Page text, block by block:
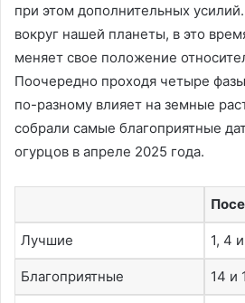
при этом дополнительных
вокруг нашей планеты, в это
меняет свое положение
Поочередно проходя четыре
по-разному влияет на земные
собрали самые благоприятные
огурцов в апреле 2025 года.
Лучшие 1, 4
Благоприятные 14 и